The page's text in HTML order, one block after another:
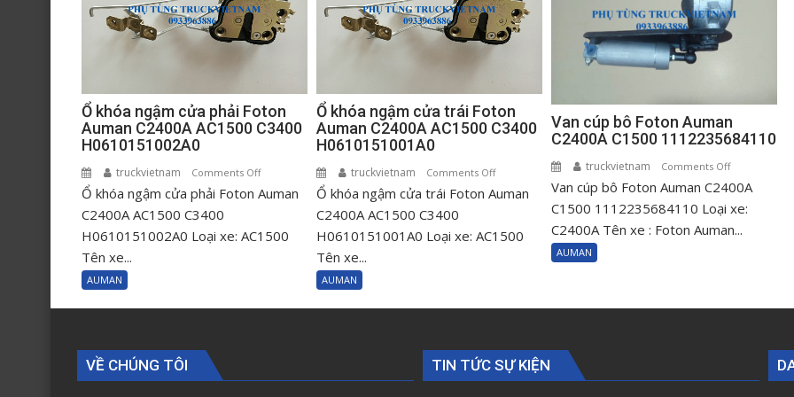
Ổ khóa ngậm cửa phải Foton
Auman C2400A AC1500 C3400
H0610151002A0
truckvietnam Comments Offon
Ổ
ngậm
Auman
H0610151002A0
Ổ khóa ngậm cửa phải Foton Auman
C2400A AC1500 C3400
H0610151002A0 Loại xe: AC1500
Tên xe...
AUMAN
Ổ khóa ngậm cửa trái Foton
Auman C2400A AC1500 C3400
H0610151001A0
truckvietnam Comments Offon
Ổ
ngậm
Auman
C3400
H0610151001A0
Ổ khóa ngậm cửa trái Foton Auman
C2400A AC1500 C3400
H0610151001A0 Loại xe: AC1500
Tên xe...
AUMAN
Van cúp bô Foton Auman
C2400A C1500 1112235684110
truckvietnam Comments Offon
Van
cúp
Van cúp bô Foton Auman C2400A
C1500 1112235684110 Loại xe:
C2400A Tên xe : Foton Auman...
AUMAN
VỀ CHÚNG TÔI TIN TỨC SỰ KIỆN